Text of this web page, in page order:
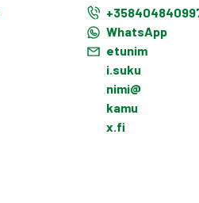
WhatsApp
etunim
i.suku
nimi@
kamu
x.fi